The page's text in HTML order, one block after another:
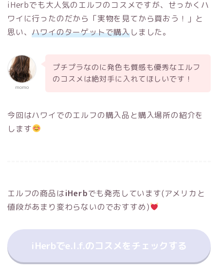
iHerbでも大人気のエルフのコスメですが、せっかくハ
ワイに行ったのだから「実物を見てから買おう！」と
思い、ハワイのターゲットで購入しました。
momo
プチプラなのに発色も質感も優秀なエルフ
のコスメは絶対手に入れてほしいです！
今回はハワイでのエルフの購入品と購入場所の紹介を
します
エルフの商品はiHerbでも発売しています(アメリカと
値段があまり変わらないのでおすすめ)
iHerbでe.l.f.のコスメをチェックする